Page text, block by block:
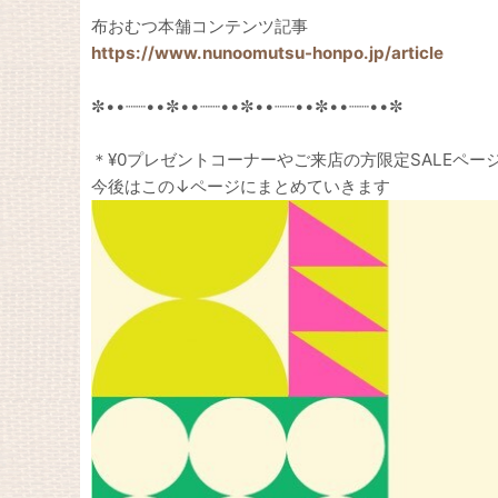
布おむつ本舗コンテンツ記事
https://www.nunoomutsu-honpo.jp/article
✼••┈┈••✼••┈┈••✼••┈┈••✼••┈┈••✼
＊¥0プレゼントコーナーやご来店の方限定SALEペー
今後はこの↓ページにまとめていきます